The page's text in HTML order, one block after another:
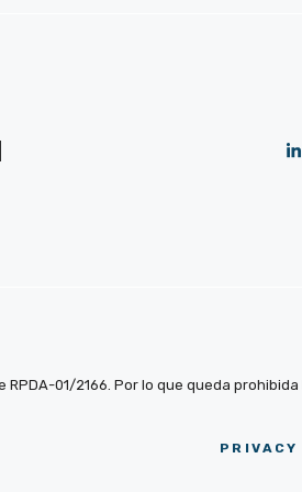
01/2166. Por lo que queda